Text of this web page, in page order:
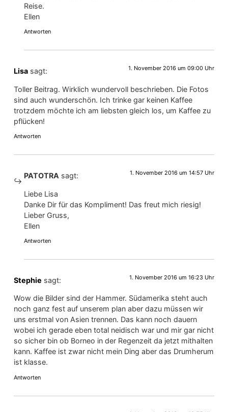
Reise.
Ellen
Antworten
Lisa sagt: 1. November 2016 um 09:00 Uhr
Toller Beitrag. Wirklich wundervoll beschrieben. Die Fotos
sind auch wunderschön. Ich trinke gar keinen Kaffee
trotzdem möchte ich am liebsten gleich los, um Kaffee zu
pflücken!
Antworten
PATOTRA sagt: 1. November 2016 um 14:57 Uhr
Liebe Lisa
Danke Dir für das Kompliment! Das freut mich riesig!
Lieber Gruss,
Ellen
Antworten
Stephie sagt: 1. November 2016 um 16:23 Uhr
Wow die Bilder sind der Hammer. Südamerika steht auch
noch ganz fest auf unserem plan aber dazu müssen wir
uns erstmal von Asien trennen. Das kann noch dauern
wobei ich gerade eben total neidisch war und mir gar nicht
so sicher bin ob Borneo in der Regenzeit da jetzt mithalten
kann. Kaffee ist zwar nicht mein Ding aber das Drumherum
ist klasse.
Antworten